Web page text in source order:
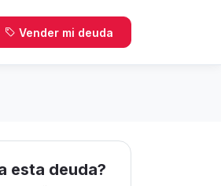
Vender mi deuda
esta deuda?